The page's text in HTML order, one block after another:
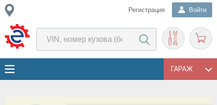
Регистрация Войти
ГАРАЖ